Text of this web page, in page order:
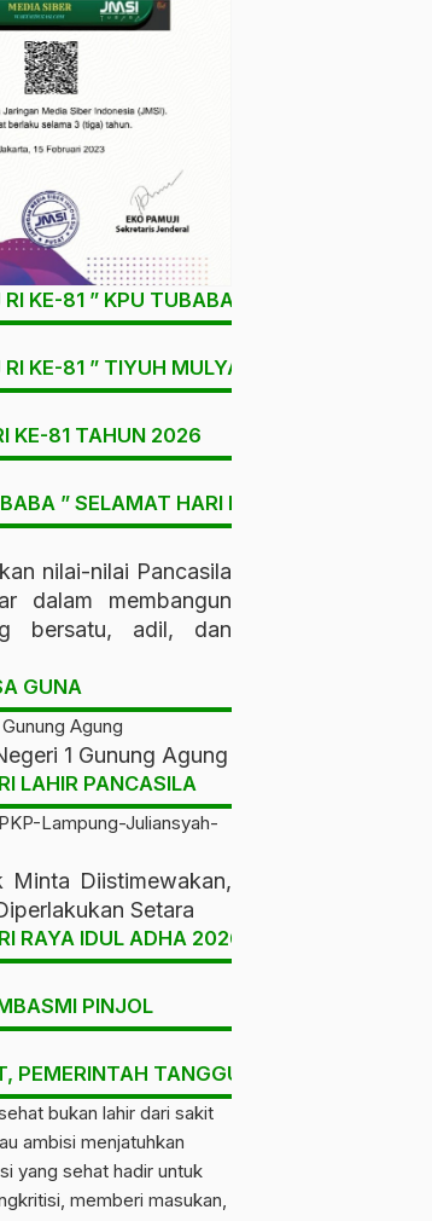
KE-81 ” KPU TUBABA
KE-81 ” TIYUH MULYA SARI
KE-81 TAHUN 2026
” SELAMAT HARI LAHIR PANCASILA “
nilai-nilai Pancasila
dalam membangun
bersatu, adil, dan
GUNA
1 Gunung Agung
LAHIR PANCASILA
Minta Diistimewakan,
Setara
RAYA IDUL ADHA 2026
PINJOL
PEMERINTAH TANGGUH, RAKYAT